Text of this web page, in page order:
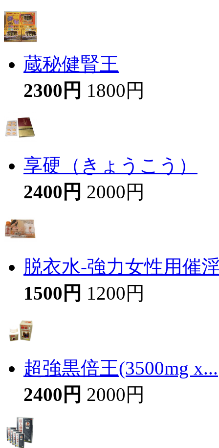
蔵秘健腎王
2300円 1800円
享硬（きょうこう）
2400円 2000円
脱衣水-強力女性用催
1500円 1200円
超強黒倍王(3500mg x...
2400円 2000円